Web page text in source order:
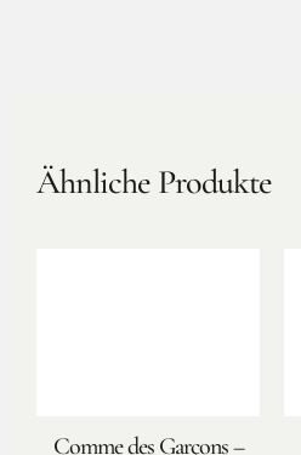
Ähnliche Produkte
Comme des Garçons –